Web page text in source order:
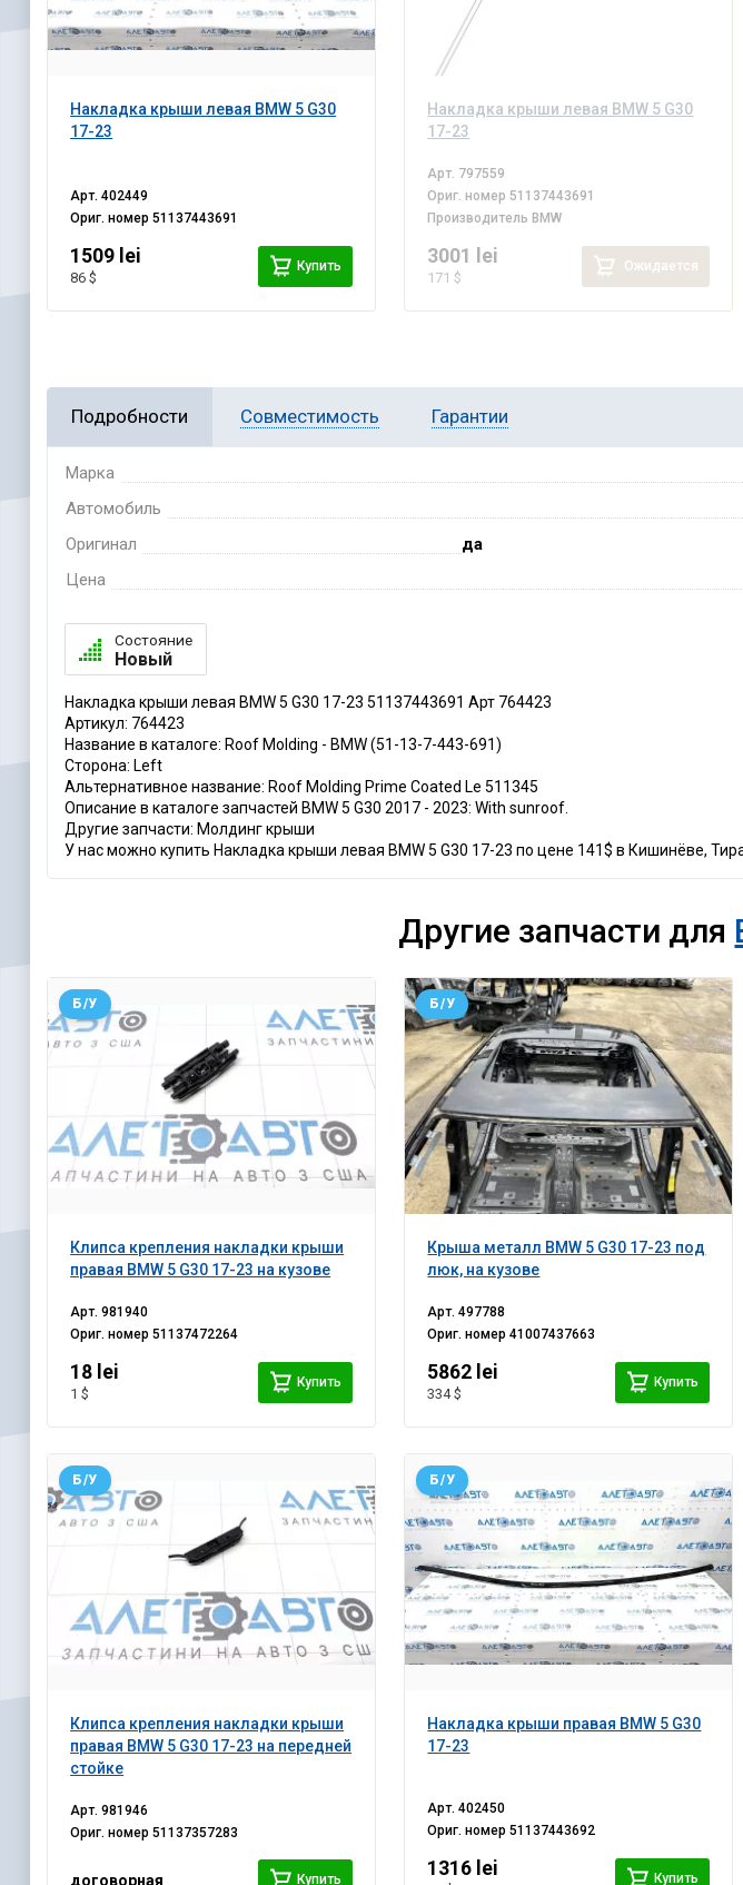
Накладка крыши левая BMW 5 G30
17-23
Арт.402449
Ориг. номер51137443691
1509 lei
86 $
Купить
Накладка крыши левая BMW 5 G30
17-23
Арт. 797559
Ориг. номер 51137443691
Производитель BMW
3001 lei
171 $
Ожидается
Подробности Совместимость Гарантии
Марка
Автомобиль
Оригинал
да
Цена
Состояние
Новый
Накладка крыши левая BMW 5 G30 17-23 51137443691 Арт 764423
Артикул: 764423
Название в каталоге: Roof Molding - BMW (51-13-7-443-691)
Сторона: Left
Альтернативное название: Roof Molding Prime Coated Le 511345
Описание в каталоге запчастей BMW 5 G30 2017 - 2023: With sunroof.
Другие запчасти: Молдинг крыши
У нас можно купить Накладка крыши левая BMW 5 G30 17-23 по цене 141$ в Кишинёве,
Другие запчасти для
Клипса крепления накладки крыши
правая BMW 5 G30 17-23 на кузове
Б/У
Арт.981940
Ориг. номер51137472264
18 lei
1 $
Купить
Крыша металл BMW 5 G30 17-23 под
люк, на кузове
Б/У
Арт.497788
Ориг. номер41007437663
5862 lei
334 $
Купить
Клипса крепления накладки крыши
правая BMW 5 G30 17-23 на передней
стойке
Б/У
Арт.981946
Ориг. номер51137357283
договорная Купить
Накладка крыши правая BMW 5 G30
17-23
Б/У
Арт.402450
Ориг. номер51137443692
1316 lei Купить